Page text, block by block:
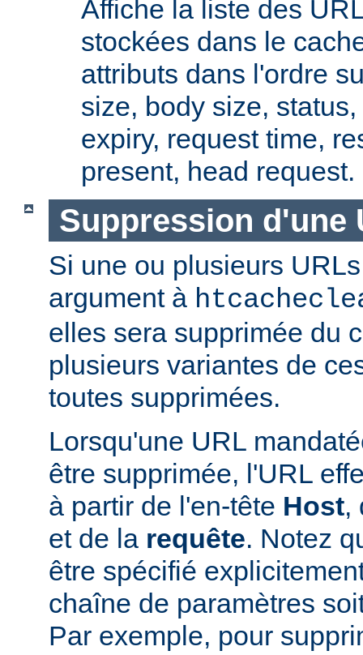
Affiche la liste des
stockées dans le
attributs dans l'ordre
size, body size,
expiry, request time,
present, head request.
Suppression d'une
Si une ou plusieurs
argument à
elles sera supprimée du
plusieurs variantes de
toutes supprimées.
Lorsqu'une URL
être supprimée, l'URL
à partir de l'en-tête Host,
et de la requête. Notez
être spécifié
chaîne de paramètres
Par exemple, pour